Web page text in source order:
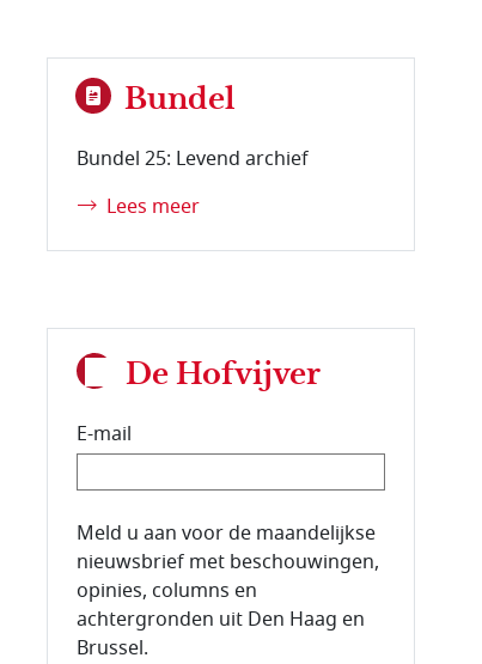
Bundel
Bundel 25: Levend archief
Lees meer
De Hofvijver
E-mail
E-mailadres van de abonnee.
Meld u aan voor de maandelijkse
nieuwsbrief met beschouwingen,
opinies, columns en
achtergronden uit Den Haag en
Brussel.